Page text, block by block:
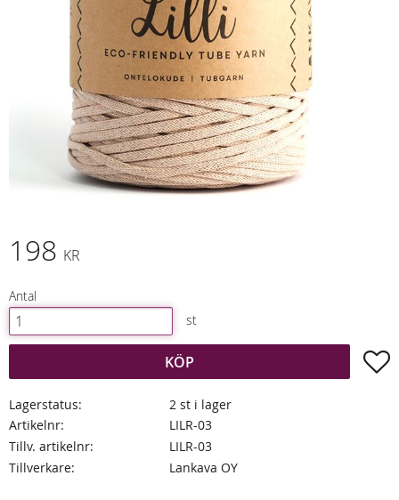
198 KR
Antal
st
KÖP
Lagerstatus
2 st i lager
Artikelnr
LILR-03
Tillv. artikelnr
LILR-03
Tillverkare
Lankava OY